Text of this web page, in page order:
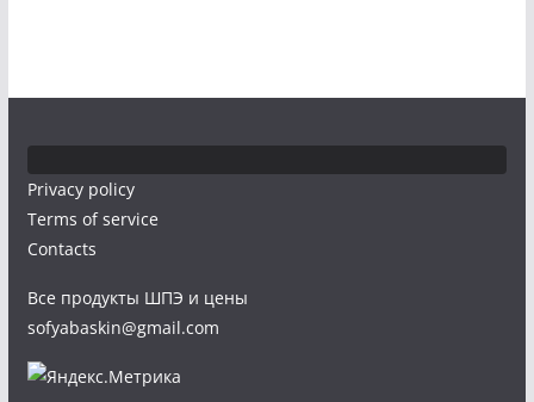
Privacy policy
Terms of service
Contacts
Все продукты ШПЭ и цены
sofyabaskin@gmail.com